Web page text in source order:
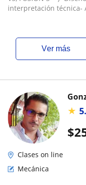
interpretación técnica-
ver más
$
★
Clases on line
Mecánica